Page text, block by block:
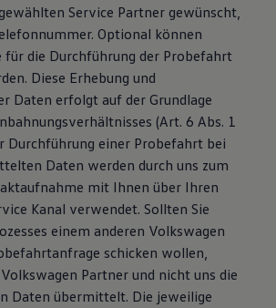
Service Partner gewünscht,
Optional können
für die Durchführung der Probefahrt
Diese Erhebung und
Daten erfolgt auf der Grundlage
(Art. 6 Abs. 1
Durchführung einer Probefahrt bei
Daten werden durch uns zum
mit Ihnen über Ihren
Kanal verwendet. Sollten Sie
einem anderen Volkswagen
schicken wollen,
Partner und nicht uns die
Daten übermittelt. Die jeweilige